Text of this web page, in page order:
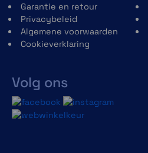
deze valt in het gaatje op het
zorgen dat het rubber op
Garantie en retour
Privacybeleid
Algemene voorwaarden
Cookieverklaring
Volg ons